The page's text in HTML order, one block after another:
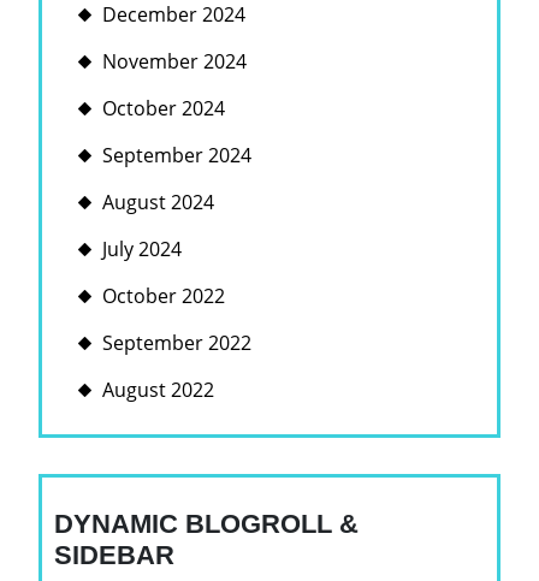
December 2024
November 2024
October 2024
September 2024
August 2024
July 2024
October 2022
September 2022
August 2022
DYNAMIC BLOGROLL &
SIDEBAR